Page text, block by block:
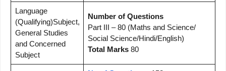
Language
(Qualifying)Subject,
General Studies
and Concerned
Subject
Number of Questions
Part III – 80 (Maths and Science/
Social Science/Hindi/English)
Total Marks80